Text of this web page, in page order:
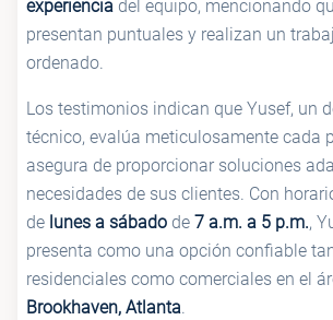
experiencia del equipo, mencionando
presentan puntuales y realizan un
ordenado.
Los testimonios indican que Yusef, un
técnico, evalúa meticulosamente cada
asegura de proporcionar soluciones
necesidades de sus clientes. Con
de lunes a sábado de 7 a.m. a 5 p.m.,
presenta como una opción confiable
residenciales como comerciales en el
Brookhaven, Atlanta.